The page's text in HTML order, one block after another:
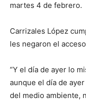
martes 4 de febrero.
Carrizales López
les negaron el
“Y el día de ayer lo
aunque el día de
del medio ambiente,